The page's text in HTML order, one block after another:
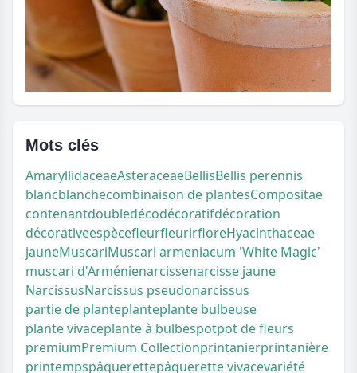
Mots clés
AmaryllidaceaeAsteraceaeBellisBellis perennis
blancblanchecombinaison de plantesCompositae
contenantdoubledécodécoratifdécoration
décorativeespècefleurfleurirfloreHyacinthaceae
jauneMuscariMuscari armeniacum 'White Magic'
muscari d'Arménienarcissenarcisse jaune
NarcissusNarcissus pseudonarcissus
partie de planteplanteplante bulbeuse
plante vivaceplante à bulbespotpot de fleurs
premiumPremium Collectionprintanierprintanière
printempspâquerettepâquerette vivacevariété